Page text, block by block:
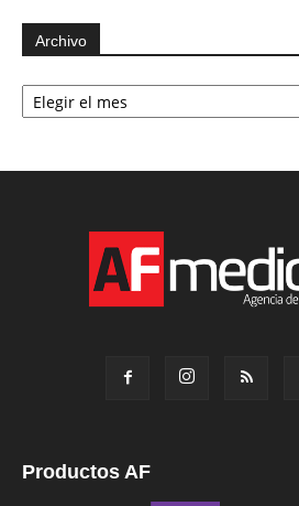
Archivo
Archivo
Productos AF